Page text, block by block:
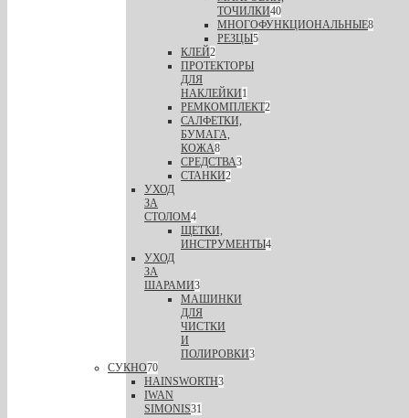
ТОЧИЛКИ40
МНОГОФУНКЦИОНАЛЬНЫЕ8
РЕЗЦЫ5
КЛЕЙ2
ПРОТЕКТОРЫ
ДЛЯ
НАКЛЕЙКИ1
РЕМКОМПЛЕКТ2
САЛФЕТКИ,
БУМАГА,
КОЖА8
СРЕДСТВА3
СТАНКИ2
УХОД
ЗА
СТОЛОМ4
ЩЕТКИ,
ИНСТРУМЕНТЫ4
УХОД
ЗА
ШАРАМИ3
МАШИНКИ
ДЛЯ
ЧИСТКИ
И
ПОЛИРОВКИ3
СУКНО70
HAINSWORTH3
IWAN
SIMONIS31